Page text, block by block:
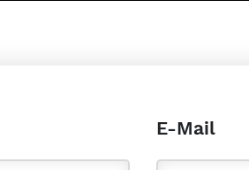
E-Mail